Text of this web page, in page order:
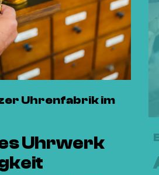
Uhrenfabrik im
Uhrwerk